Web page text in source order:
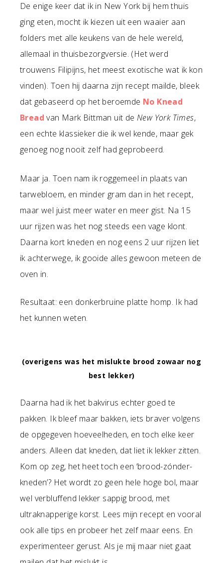
De enige keer dat ik in New York bij hem thuis
ging eten, mocht ik kiezen uit een waaier aan
folders met alle keukens van de hele wereld,
allemaal in thuisbezorgversie. (Het werd
trouwens Filipijns, het meest exotische wat ik kon
vinden). Toen hij daarna zijn recept mailde, bleek
dat gebaseerd op het beroemde No Knead
Bread van Mark Bittman uit de New York Times,
een echte klassieker die ik wel kende, maar gek
genoeg nog nooit zelf had geprobeerd.
Maar ja. Toen nam ik roggemeel in plaats van
tarwebloem, en minder gram dan in het recept,
maar wel juist meer water en meer gist. Na 15
uur rijzen was het nog steeds een vage klont.
Daarna kort kneden en nog eens 2 uur rijzen liet
ik achterwege, ik gooide alles gewoon meteen de
oven in.
Resultaat: een donkerbruine platte homp. Ik had
het kunnen weten.
(overigens was het mislukte brood zowaar nog
best lekker)
Daarna had ik het bakvirus echter goed te
pakken. Ik bleef maar bakken, iets braver volgens
de opgegeven hoeveelheden, en toch elke keer
anders. Alleen dat kneden, dat liet ik lekker zitten.
Kom op zeg, het heet toch een ‘brood-zónder-
kneden’? Het wordt zo geen hele hoge bol, maar
wel verbluffend lekker sappig brood, met
ultraknapperige korst. Lees mijn recept en vooral
ook alle tips en probeer het zelf maar eens. En
experimenteer gerust. Als je mij maar niet gaat